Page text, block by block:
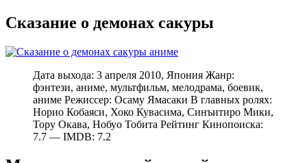
Сказание о демонах сакуры
Дата выхода: 3 апреля 2010, Япония Жанр:
фэнтези, аниме, мультфильм, мелодрама, боевик,
аниме Режиссер: Осаму Ямасаки В главных ролях:
Норио Кобаяси, Хоко Кувасима, Синъитиро Мики,
Тору Окава, Нобуо Тобита Рейтинг Кинопоиска:
7.7 — IMDB: 7.2